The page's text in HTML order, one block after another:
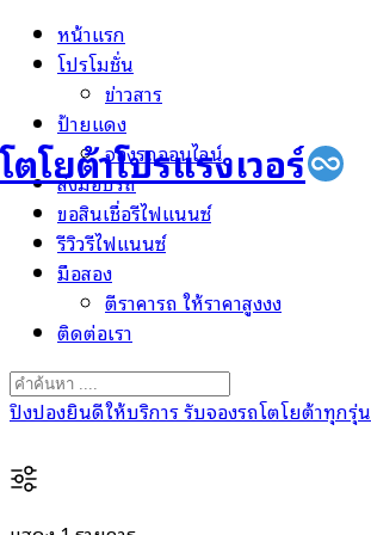
Skip
โตโยต้าโปรแรงเวอร์
หน้าแรก
โปรโมชั่น
ข่าวสาร
ป้ายแดง
จองรถออนไลน์
ส่งมอบรถ
ขอสินเชื่อรีไฟแนนซ์
รีวิวรีไฟแนนซ์
มือสอง
ตีราคารถ ให้ราคาสูงงง
ติดต่อเรา
Search
for:
ปิงปองยินดีให้บริการ รับจองรถโตโยต้าทุกรุ่น